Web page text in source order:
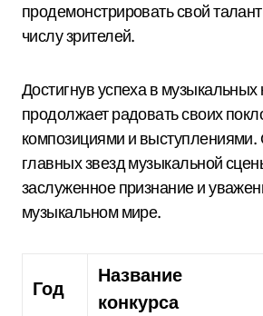
продемонстрировать свой
числу зрителей.
Достигнув успеха в
продолжает радовать своих
композициями и выступлениями.
главных звезд музыкальной
заслуженное признание и
музыкальном мире.
Год
Название
конкурса